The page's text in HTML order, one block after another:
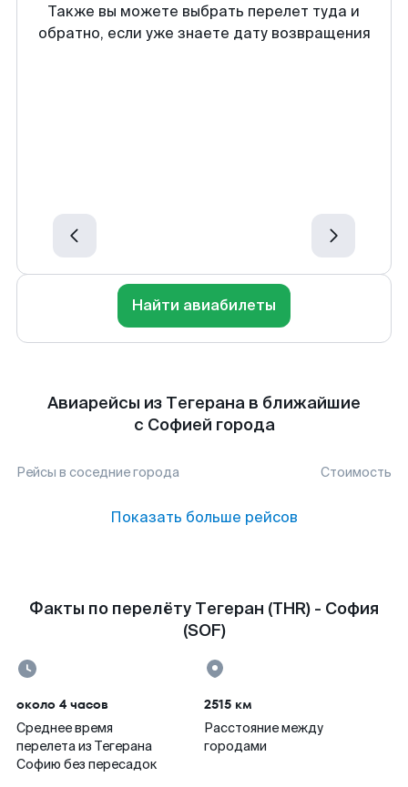
Также вы можете выбрать перелет туда и
обратно, если уже знаете дату возвращения
Найти авиабилеты
Авиарейсы из Тегерана в ближайшие
с Софией города
Рейсы в соседние города Стоимость
Показать больше рейсов
Факты по перелёту Тегеран (THR) - София
(SOF)
около 4 часов
Среднее время
перелета из Тегерана
Софию без пересадок
2515 км
Расстояние между
городами